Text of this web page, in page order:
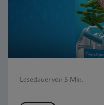
Lesedauer von 5 Min.